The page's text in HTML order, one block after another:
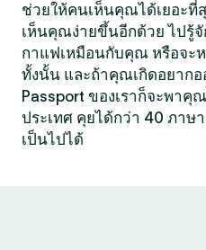
ช่วยให้คนเห็นคุณได้เยอะที่
เห็นคุณง่ายขึ้นอีกด้วย ไปรู้
กาแฟเหมือนกับคุณ หรือจะ
ทั้งนั้น และถ้าคุณเกิดอยากอ
Passport ของเราก็จะพาคุ
ประเทศ คุยได้กว่า 40 ภาษ
เป็นไปได้